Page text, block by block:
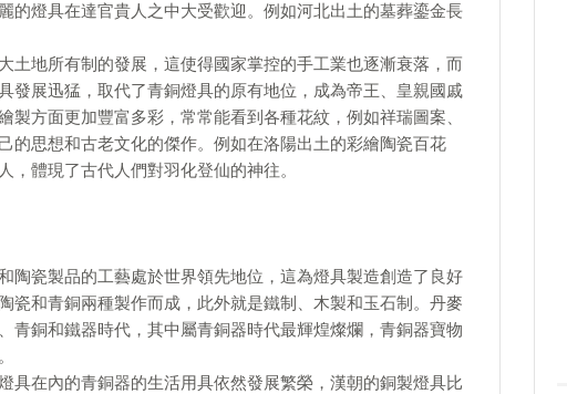
的燈具在達官貴人之中大受歡迎。例如河北出土的墓葬鎏金長
土地所有制的發展，這使得國家掌控的手工業也逐漸衰落，而
發展迅猛，取代了青銅燈具的原有地位，成為帝王、皇親國戚
方面更加豐富多彩，常常能看到各種花紋，例如祥瑞圖案、
的思想和古老文化的傑作。例如在洛陽出土的彩繪陶瓷百花
體現了古代人們對羽化登仙的神往。
陶瓷製品的工藝處於世界領先地位，這為燈具製造創造了良好
瓷和青銅兩種製作而成，此外就是鐵制、木製和玉石制。丹麥
青銅和鐵器時代，其中屬青銅器時代最輝煌燦爛，青銅器寶物
具在內的青銅器的生活用具依然發展繁榮，漢朝的銅製燈具比